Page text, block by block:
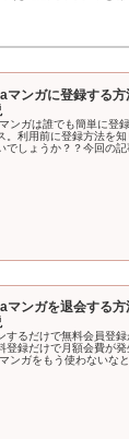
マンガに登録する方
ンガは誰でも簡単に登
。利用前に登録方法を
でしょうか？？今回の記
マンガを退会する方
するだけで無料会員登
登録だけで月額会費が
ンガをもう使わないな